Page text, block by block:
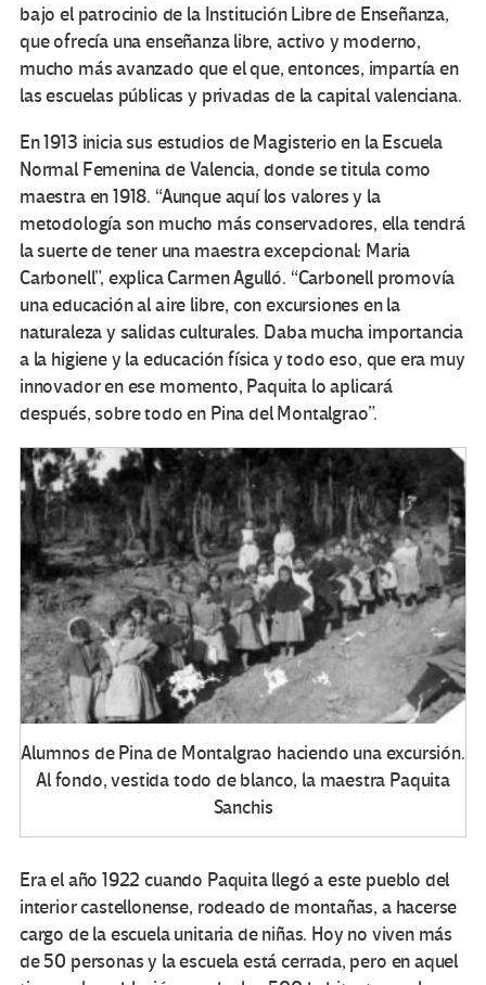
bajo el patrocinio de la Institución Libre de Enseñanza,
que ofrecía una enseñanza libre, activo y moderno,
mucho más avanzado que el que, entonces, impartía en
las escuelas públicas y privadas de la capital valenciana.
En 1913 inicia sus estudios de Magisterio en la Escuela
Normal Femenina de Valencia, donde se titula como
maestra en 1918. “Aunque aquí los valores y la
metodología son mucho más conservadores, ella tendrá
la suerte de tener una maestra excepcional: Maria
Carbonell”, explica Carmen Agulló. “Carbonell promovía
una educación al aire libre, con excursiones en la
naturaleza y salidas culturales. Daba mucha importancia
a la higiene y la educación física y todo eso, que era muy
innovador en ese momento, Paquita lo aplicará
después, sobre todo en Pina del Montalgrao”.
Alumnos de Pina de Montalgrao haciendo una excursión.
Al fondo, vestida todo de blanco, la maestra Paquita
Sanchis
Era el año 1922 cuando Paquita llegó a este pueblo del
interior castellonense, rodeado de montañas, a hacerse
cargo de la escuela unitaria de niñas. Hoy no viven más
de 50 personas y la escuela está cerrada, pero en aquel